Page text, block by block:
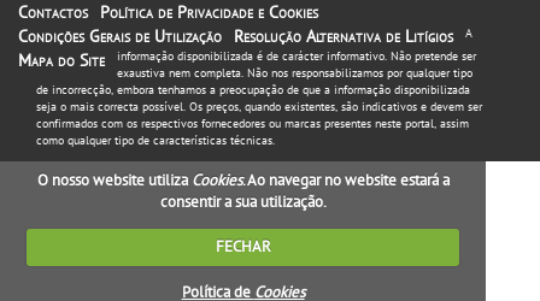
Contactos
Política de Privacidade e Cookies
Condições Gerais de Utilização
Resolução Alternativa de Litígios
Mapa do Site
A
informação disponibilizada é de carácter informativo. Não pretende ser
exaustiva nem completa. Não nos responsabilizamos por qualquer tipo
de incorrecção, embora tenhamos a preocupação de que a informação disponibilizada
seja o mais correcta possível. Os preços, quando existentes, são indicativos e devem ser
confirmados com os respectivos fornecedores ou marcas presentes neste portal, assim
como qualquer tipo de características técnicas.
O nosso website utiliza Cookies. Ao navegar no website estará a
consentir a sua utilização.
FECHAR
Política de Cookies